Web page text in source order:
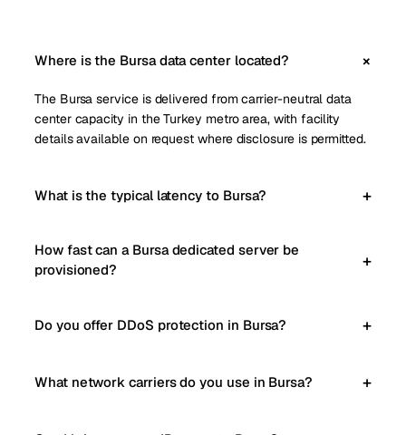
Where is the Bursa data center located?
The Bursa service is delivered from carrier-neutral data
center capacity in the Turkey metro area, with facility
details available on request where disclosure is permitted.
What is the typical latency to Bursa?
How fast can a Bursa dedicated server be
provisioned?
Do you offer DDoS protection in Bursa?
What network carriers do you use in Bursa?